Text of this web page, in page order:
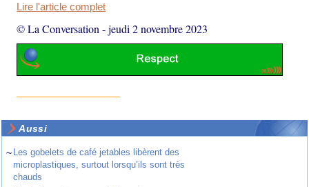
Lire l'article complet
© La Conversation -jeudi 2 novembre 2023
Aussi
~ Les gobelets de café jetables libèrent des
microplastiques, surtout lorsqu’ils sont très
chauds